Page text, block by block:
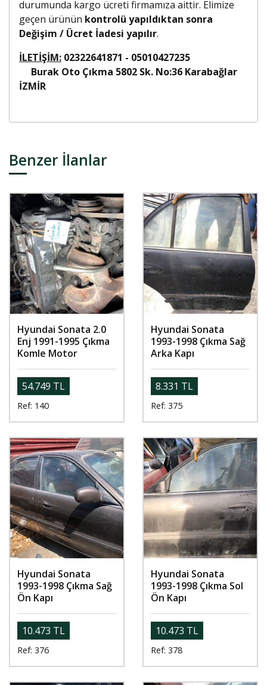
durumunda kargo ücreti firmamıza aittir. Elimize
geçen ürünün kontrolü yapıldıktan sonra
Değişim / Ücret İadesi yapılır.
İLETİŞİM: 02322641871 - 05010427235
Burak Oto Çıkma 5802 Sk. No:36 Karabağlar
İZMİR
Benzer İlanlar
Hyundai Sonata 2.0
Enj 1991-1995 Çıkma
Komle Motor
54.749 TL
Ref: 140
Hyundai Sonata
1993-1998 Çıkma Sağ
Arka Kapı
8.331 TL
Ref: 375
Hyundai Sonata
1993-1998 Çıkma Sağ
Ön Kapı
10.473 TL
Ref: 376
Hyundai Sonata
1993-1998 Çıkma Sol
Ön Kapı
10.473 TL
Ref: 378